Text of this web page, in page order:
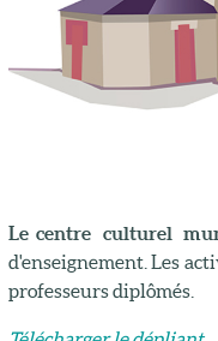
Le centre culturel
d'enseignement. Les
professeurs diplômés.